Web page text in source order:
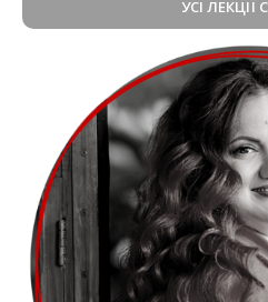
УСІ ЛЕКЦІЇ